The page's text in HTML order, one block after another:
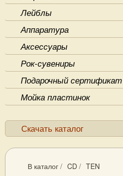
Лейблы
Аппаратура
Аксессуары
Рок-сувениры
Подарочный сертификат
Мойка пластинок
Скачать каталог
В каталог / CD / TEN